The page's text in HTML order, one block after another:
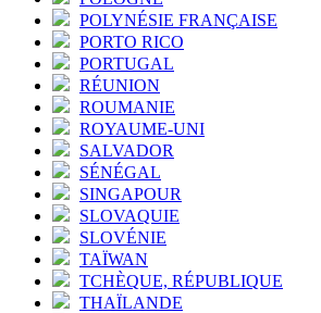
POLYNÉSIE FRANÇAISE
PORTO RICO
PORTUGAL
RÉUNION
ROUMANIE
ROYAUME-UNI
SALVADOR
SÉNÉGAL
SINGAPOUR
SLOVAQUIE
SLOVÉNIE
TAÏWAN
TCHÈQUE, RÉPUBLIQUE
THAÏLANDE